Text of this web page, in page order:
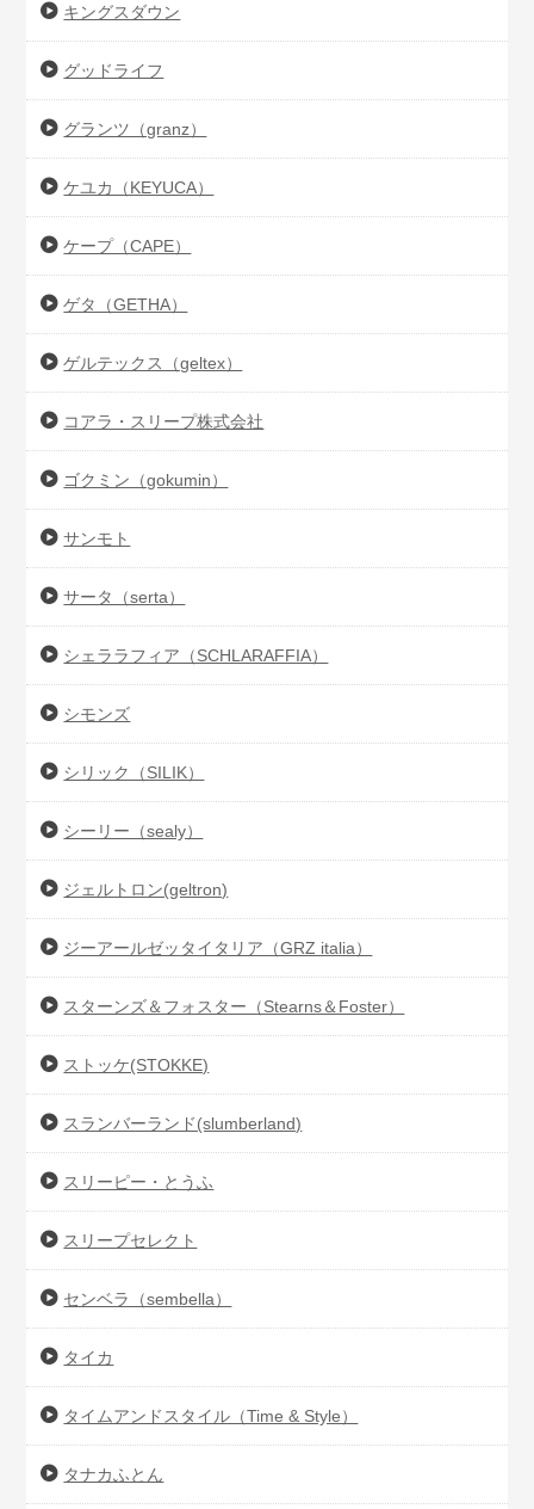
キングスダウン
グッドライフ
グランツ（granz）
ケユカ（KEYUCA）
ケープ（CAPE）
ゲタ（GETHA）
ゲルテックス（geltex）
コアラ・スリープ株式会社
ゴクミン（gokumin）
サンモト
サータ（serta）
シェララフィア（SCHLARAFFIA）
シモンズ
シリック（SILIK）
シーリー（sealy）
ジェルトロン(geltron)
ジーアールゼッタイタリア（GRZ italia）
スターンズ＆フォスター（Stearns＆Foster）
ストッケ(STOKKE)
スランバーランド(slumberland)
スリーピー・とうふ
スリープセレクト
センベラ（sembella）
タイカ
タイムアンドスタイル（Time & Style）
タナカふとん